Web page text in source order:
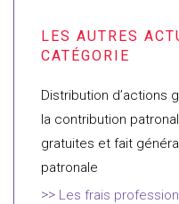
Distribution d’actions
la contribution
gratuites et fait
patronale
Les frais